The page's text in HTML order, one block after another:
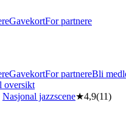
GavekortFor partnere
GavekortFor partnereBli
oversikt
Nasjonal jazzscene★4,9(11)